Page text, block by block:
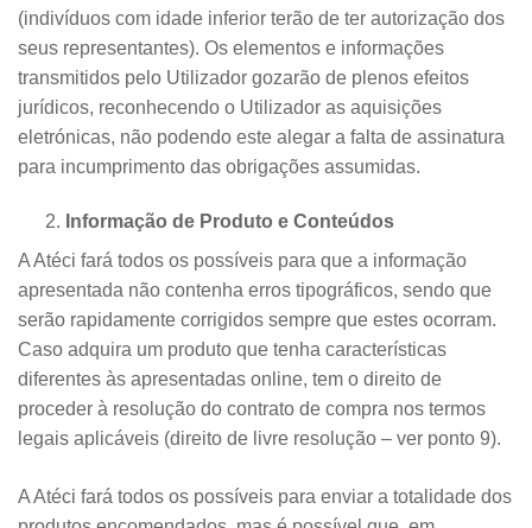
(indivíduos com idade inferior terão de ter autorização dos
seus representantes). Os elementos e informações
transmitidos pelo Utilizador gozarão de plenos efeitos
jurídicos, reconhecendo o Utilizador as aquisições
eletrónicas, não podendo este alegar a falta de assinatura
para incumprimento das obrigações assumidas.
Informação de Produto e Conteúdos
A Atéci fará todos os possíveis para que a informação
apresentada não contenha erros tipográficos, sendo que
serão rapidamente corrigidos sempre que estes ocorram.
Caso adquira um produto que tenha características
diferentes às apresentadas online, tem o direito de
proceder à resolução do contrato de compra nos termos
legais aplicáveis (direito de livre resolução – ver ponto 9).
A Atéci fará todos os possíveis para enviar a totalidade dos